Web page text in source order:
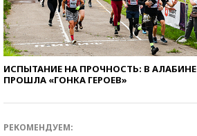
ИСПЫТАНИЕ НА ПРОЧНОСТЬ: В АЛАБИНЕ
ПРОШЛА «ГОНКА ГЕРОЕВ»
РЕКОМЕНДУЕМ: